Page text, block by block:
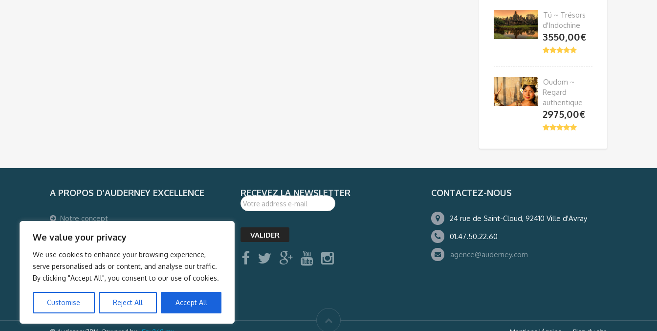
We value your privacy
We use cookies to enhance your browsing experience,
serve personalised ads or content, and analyse our traffic.
By clicking "Accept All", you consent to our use of cookies.
Customise Reject All Accept All
Tú ~ Trésors
d'Indochine
3550,00€
Oudom ~
Regard
authentique
2975,00€
A PROPOS D’AUDERNEY EXCELLENCE
Notre concept
Pourquoi voyager avec Auderney Excellence ?
Qui sommes-nous ?
Auderney Excellence Events
RECEVEZ LA NEWSLETTER CONTACTEZ-NOUS
24 rue de Saint-Cloud, 92410 Ville d'Avray
01.47.50.22.60
agence@auderney.com